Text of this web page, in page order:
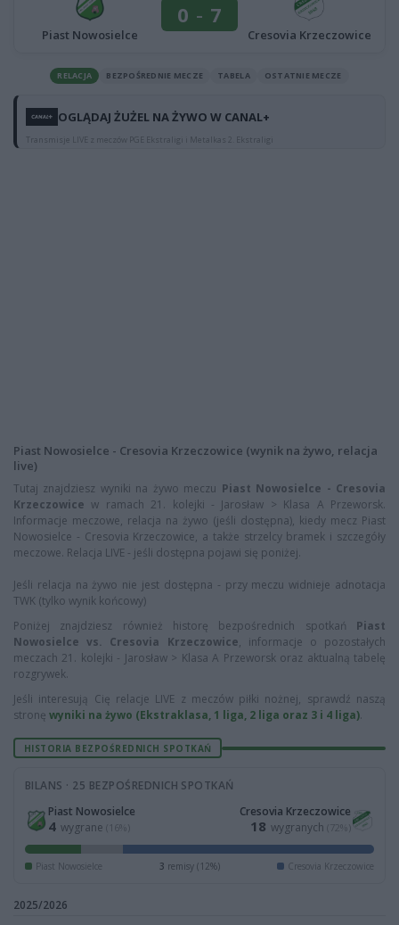
Piast Nowosielce
0 - 7
Cresovia Krzeczowice
RELACJA BEZPOŚREDNIE MECZE TABELA OSTATNIE MECZE
OGLĄDAJ ŻUŻEL NA ŻYWO W CANAL+
Transmisje LIVE z meczów PGE Ekstraligi i Metalkas 2. Ekstraligi
Piast Nowosielce - Cresovia Krzeczowice (wynik na żywo, relacja
live)
Tutaj znajdziesz wyniki na żywo meczu Piast Nowosielce - Cresovia
Krzeczowice w ramach 21. kolejki - Jarosław > Klasa A Przeworsk.
Informacje meczowe, relacja na żywo (jeśli dostępna), kiedy mecz Piast
Nowosielce - Cresovia Krzeczowice, a także strzelcy bramek i szczegóły
meczowe. Relacja LIVE - jeśli dostępna pojawi się poniżej.
Jeśli relacja na żywo nie jest dostępna - przy meczu widnieje adnotacja
TWK (tylko wynik końcowy)
Poniżej znajdziesz również historę bezpośrednich spotkań Piast
Nowosielce vs. Cresovia Krzeczowice, informacje o pozostałych
meczach 21. kolejki - Jarosław > Klasa A Przeworsk oraz aktualną tabelę
rozgrywek.
Jeśli interesują Cię relacje LIVE z meczów piłki nożnej, sprawdź naszą
stronę wyniki na żywo (Ekstraklasa, 1 liga, 2 liga oraz 3 i 4 liga).
HISTORIA BEZPOŚREDNICH SPOTKAŃ
BILANS · 25 BEZPOŚREDNICH SPOTKAŃ
Piast Nowosielce
4 wygrane (16%)
Cresovia Krzeczowice
18 wygranych (72%)
Piast Nowosielce 3 remisy (12%) Cresovia Krzeczowice
2025/2026